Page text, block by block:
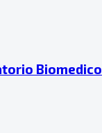
Biomedico